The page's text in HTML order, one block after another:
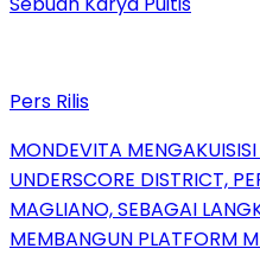
Pers Rilis
MONDEVITA
UNDERSCORE DISTRICT,
MAGLIANO, SEBAGAI
MEMBANGUN PLATFORM